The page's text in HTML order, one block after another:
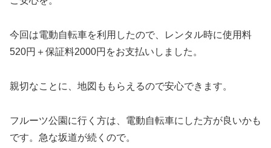
今回は電動自転車を利用したので、レンタル時に使用料
520円＋保証料2000円をお支払いしました。
親切なことに、地図ももらえるので安心できます。
フルーツ公園に行く方は、電動自転車にした方が良いかも
です。急な坂道が続くので。